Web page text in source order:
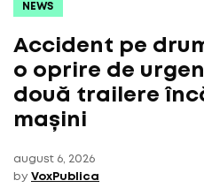
NEWS
Accident pe
o oprire de
două trailere
mașini
august 6, 2026
by VoxPublica